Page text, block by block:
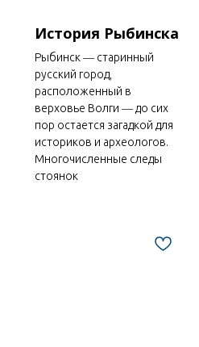
История Рыбинска
Рыбинск ― старинный
русский город,
расположенный в
верховье Волги ― до сих
пор остается загадкой для
историков и археологов.
Многочисленные следы
стоянок